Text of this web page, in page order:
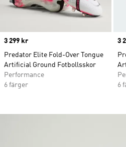
Price
3 299 kr
Predator Elite Fold-Over Tongue
Artificial Ground Fotbollsskor
Performance
6 färger
3
6